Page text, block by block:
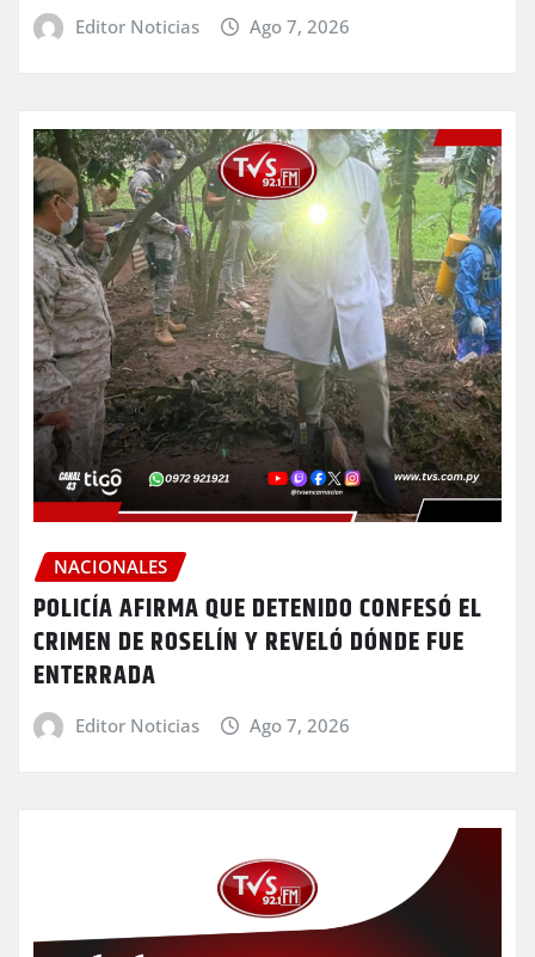
Editor Noticias Ago 7, 2026
NACIONALES
POLICÍA AFIRMA QUE DETENIDO CONFESÓ EL
CRIMEN DE ROSELÍN Y REVELÓ DÓNDE FUE
ENTERRADA
Editor Noticias Ago 7, 2026